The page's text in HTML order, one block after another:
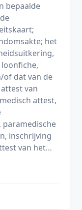
bepaalde
het
of dat van de
van
attest,
inschrijving
van het…